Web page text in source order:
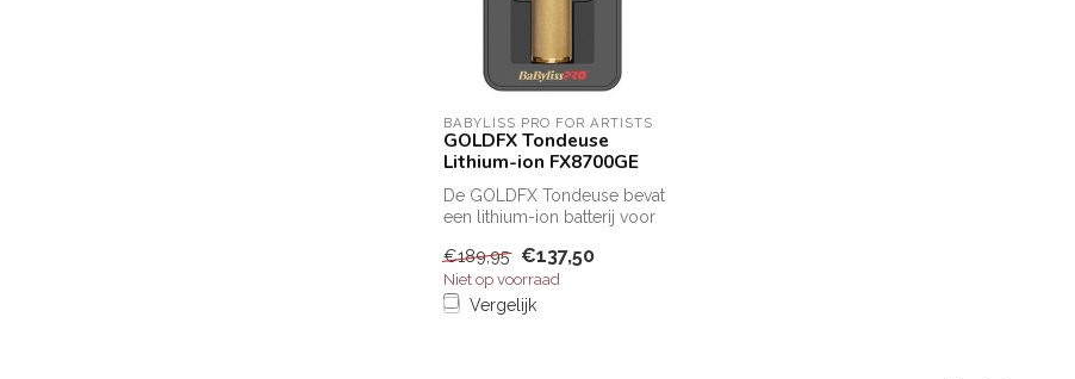
BABYLISS PRO FOR ARTISTS
GOLDFX Tondeuse
Lithium-ion FX8700GE
De GOLDFX Tondeuse bevat
een lithium-ion batterij voor
€189,95 €137,50
Niet op voorraad
Vergelijk